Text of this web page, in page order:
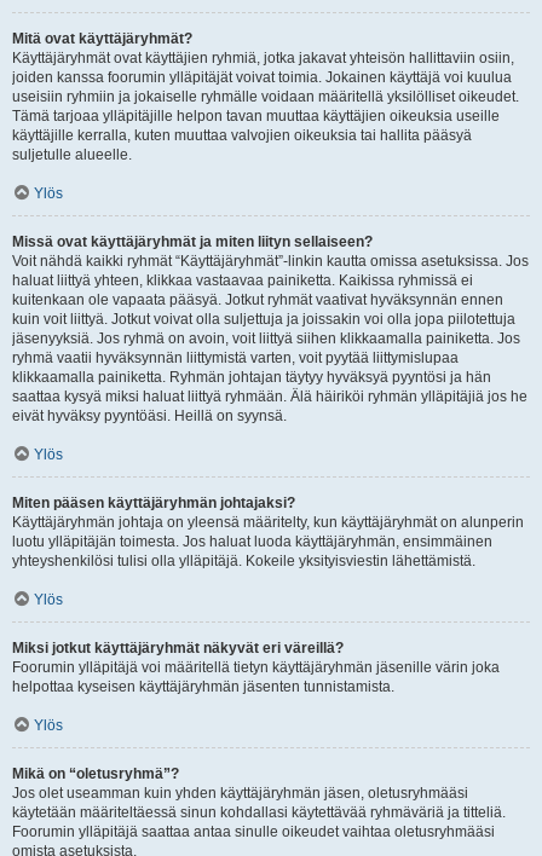
Mitä ovat käyttäjäryhmät?
Käyttäjäryhmät ovat käyttäjien ryhmiä, jotka jakavat yhteisön hallittaviin osiin,
joiden kanssa foorumin ylläpitäjät voivat toimia. Jokainen käyttäjä voi kuulua
useisiin ryhmiin ja jokaiselle ryhmälle voidaan määritellä yksilölliset oikeudet.
Tämä tarjoaa ylläpitäjille helpon tavan muuttaa käyttäjien oikeuksia useille
käyttäjille kerralla, kuten muuttaa valvojien oikeuksia tai hallita pääsyä
suljetulle alueelle.
Ylös
Missä ovat käyttäjäryhmät ja miten liityn sellaiseen?
Voit nähdä kaikki ryhmät “Käyttäjäryhmät”-linkin kautta omissa asetuksissa. Jos
haluat liittyä yhteen, klikkaa vastaavaa painiketta. Kaikissa ryhmissä ei
kuitenkaan ole vapaata pääsyä. Jotkut ryhmät vaativat hyväksynnän ennen
kuin voit liittyä. Jotkut voivat olla suljettuja ja joissakin voi olla jopa piilotettuja
jäsenyyksiä. Jos ryhmä on avoin, voit liittyä siihen klikkaamalla painiketta. Jos
ryhmä vaatii hyväksynnän liittymistä varten, voit pyytää liittymislupaa
klikkaamalla painiketta. Ryhmän johtajan täytyy hyväksyä pyyntösi ja hän
saattaa kysyä miksi haluat liittyä ryhmään. Älä häiriköi ryhmän ylläpitäjiä jos he
eivät hyväksy pyyntöäsi. Heillä on syynsä.
Ylös
Miten pääsen käyttäjäryhmän johtajaksi?
Käyttäjäryhmän johtaja on yleensä määritelty, kun käyttäjäryhmät on alunperin
luotu ylläpitäjän toimesta. Jos haluat luoda käyttäjäryhmän, ensimmäinen
yhteyshenkilösi tulisi olla ylläpitäjä. Kokeile yksityisviestin lähettämistä.
Ylös
Miksi jotkut käyttäjäryhmät näkyvät eri väreillä?
Foorumin ylläpitäjä voi määritellä tietyn käyttäjäryhmän jäsenille värin joka
helpottaa kyseisen käyttäjäryhmän jäsenten tunnistamista.
Ylös
Mikä on “oletusryhmä”?
Jos olet useamman kuin yhden käyttäjäryhmän jäsen, oletusryhmääsi
käytetään määriteltäessä sinun kohdallasi käytettävää ryhmäväriä ja titteliä.
Foorumin ylläpitäjä saattaa antaa sinulle oikeudet vaihtaa oletusryhmääsi
omista asetuksista.